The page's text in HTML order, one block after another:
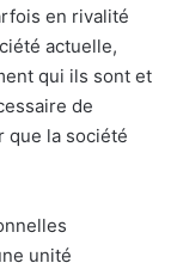
en rivalité
actuelle,
qui ils sont et
de
que la société
unité